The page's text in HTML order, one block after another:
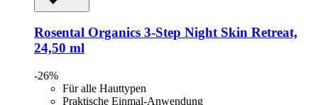
Rosental Organics 3-​Step Night Skin Retreat,
24,50 ml
-26%
Für alle Hauttypen
Praktische Einmal-Anwendung